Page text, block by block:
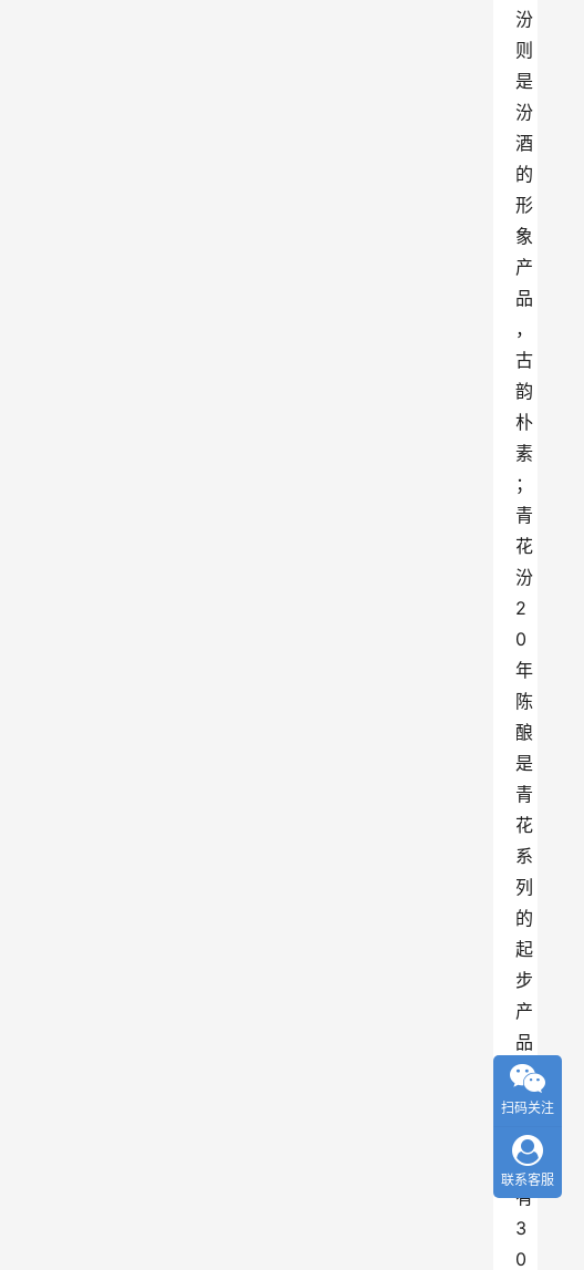
汾
则
是
汾
酒
的
形
象
产
品
，
古
韵
朴
素
；
青
花
汾
2
0
年
陈
酿
是
青
花
系
列
的
起
步
产
品
，
往
上
还
有
3
0
扫码关注
联系客服